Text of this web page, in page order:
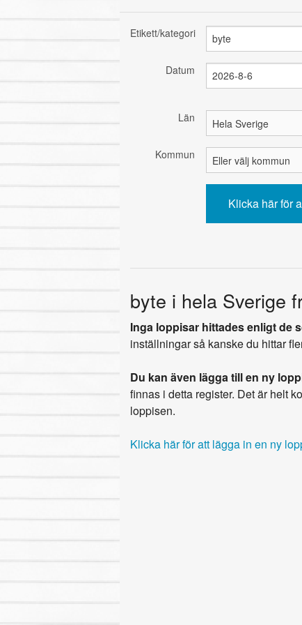
Etikett/kategori
Datum
Län
Kommun
byte i hela Sverige
Inga loppisar hittades enligt de
inställningar så kanske du hittar
Du kan även lägga till en ny
finnas i detta register. Det är helt
loppisen.
Klicka här för att lägga in en ny